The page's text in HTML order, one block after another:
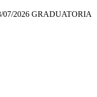
2026 GRADUATORIA